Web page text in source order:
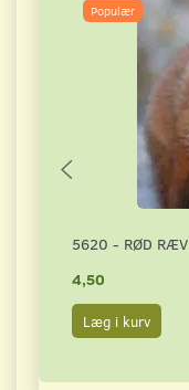
Populær
5620 - RØD RÆV
4,50
Læg i kurv